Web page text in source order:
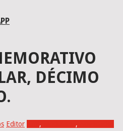
DÉCIMO
Editor , ,